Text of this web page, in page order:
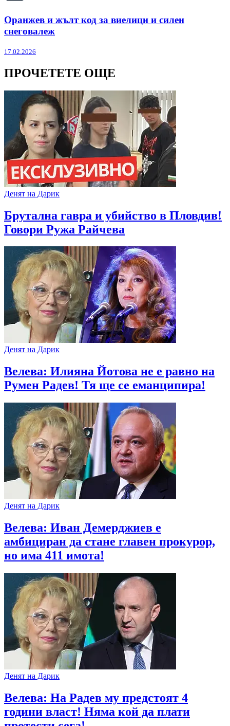
Оранжев и жълт код за виелици и силен
снеговалеж
17.02.2026
ПРОЧЕТЕТЕ ОЩЕ
Денят на Дарик
Брутална гавра и убийство в Пловдив!
Говори Ружа Райчева
Денят на Дарик
Велева: Илияна Йотова не е равно на
Румен Радев! Тя ще се еманципира!
Денят на Дарик
Велева: Иван Демерджиев е
амбициран да стане главен прокурор,
но има 411 имота!
Денят на Дарик
Велева: На Радев му предстоят 4
години власт! Няма кой да плати